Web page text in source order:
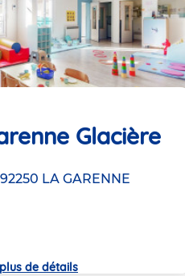
Glacière
92250 LA GARENNE
de détails